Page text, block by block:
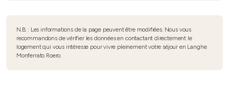
N.B. : Les informations de la page peuvent être modifiées. Nous vous
recommandons de vérifier les données en contactant directement le
logement qui vous intéresse pour vivre pleinement votre séjour en Langhe
Monferrato Roero.